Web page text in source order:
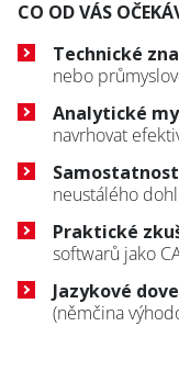
CO OD VÁS
Technické
nebo
Analytické
navrhovat
Samostatnost
neustálého
Praktické
softwarů jako
Jazykové
(němčina